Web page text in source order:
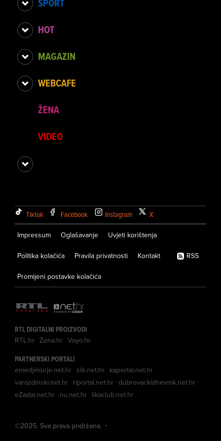
SPORT
HOT
MAGAZIN
WEBCAFE
ŽENA
VIDEO
Tiktok Facebook Instagram X
Impressum Oglašavanje Uvjeti korištenja
Politika kolačića Pravila privatnosti Kontakt
Promijeni postavke kolačića
RSS
RTL DIGITALNI PROIZVODI
RTL.hr Zena.hr Voyo.hr
PARTNERSKI PORTALI
emedjimurje.net.hr sib.net.hr kaportal.net.hr
varazdinski.net.hr riportal.net.hr dubrovackidnevnik.net.hr
eZadar.net.hr nu.net.hr likaclub.net.hr
©2025. Sva prava pridržana.